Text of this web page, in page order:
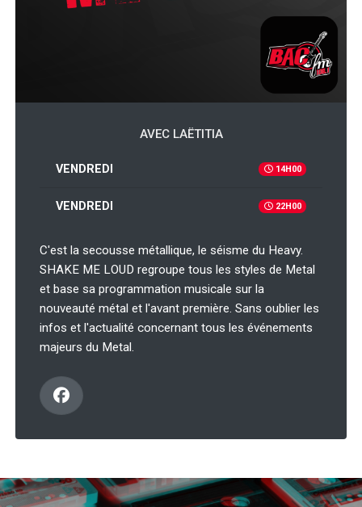
AVEC LAËTITIA
VENDREDI 14H00
VENDREDI 22H00
C'est la secousse métallique, le séisme du Heavy.
SHAKE ME LOUD regroupe tous les styles de Metal
et base sa programmation musicale sur la
nouveauté métal et l'avant première. Sans oublier les
infos et l'actualité concernant tous les événements
majeurs du Metal.